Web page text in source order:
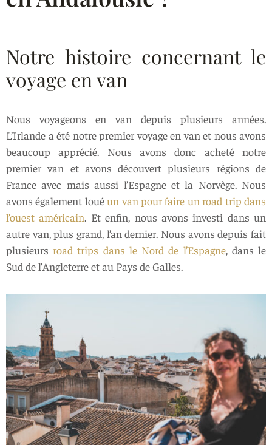
Notre histoire concernant le
voyage en van
Nous voyageons en van depuis plusieurs années.
L’Irlande a été notre premier voyage en van et nous avons
beaucoup apprécié. Nous avons donc acheté notre
premier van et avons découvert plusieurs régions de
France avec mais aussi l’Espagne et la Norvège. Nous
avons également louéun van pour faire un road trip dans
l’ouest américain. Et enfin, nous avons investi dans un
autre van, plus grand, l’an dernier. Nous avons depuis fait
plusieursroad trips dans le Nord de l’Espagne, dans le
Sud de l’Angleterre et au Pays de Galles.